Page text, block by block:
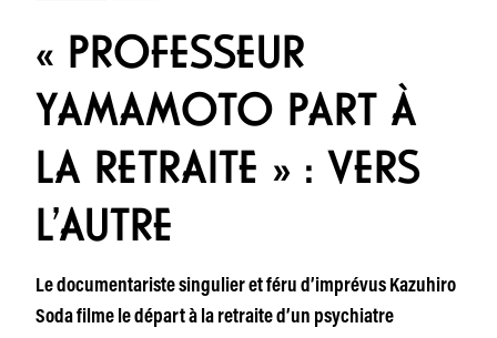
« PROFESSEUR
YAMAMOTO PART À
LA RETRAITE » : VERS
L’AUTRE
Le documentariste singulier et féru d’imprévus Kazuhiro
Soda filme le départ à la retraite d’un psychiatre